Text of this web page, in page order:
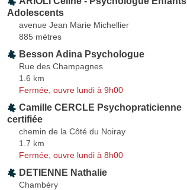
Adolescents
avenue Jean Marie Michellier
885 mètres
Besson Adina Psychologue
Rue des Champagnes
1.6 km
Fermée, ouvre lundi à 9h00
Camille CERCLE Psychopraticienne
certifiée
chemin de la Côté du Noiray
1.7 km
Fermée, ouvre lundi à 8h00
DETIENNE Nathalie
Chambéry